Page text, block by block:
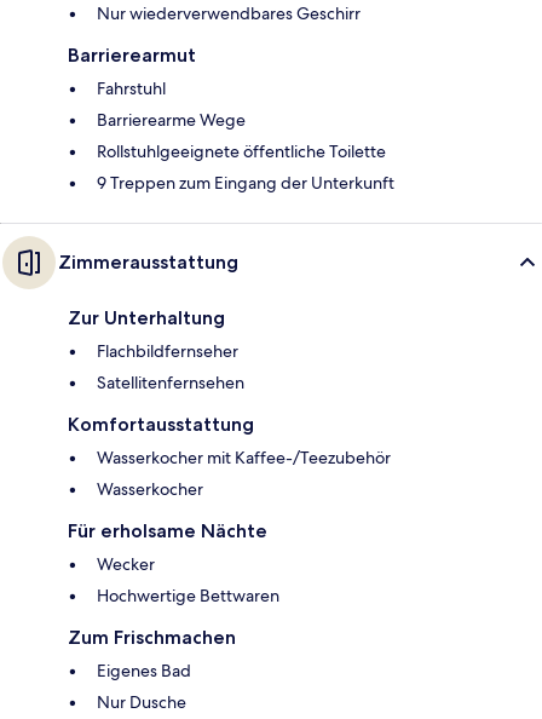
Nur wiederverwendbares Geschirr
Barrierearmut
Fahrstuhl
Barrierearme Wege
Rollstuhlgeeignete öffentliche Toilette
9 Treppen zum Eingang der Unterkunft
Zimmerausstattung
Zur Unterhaltung
Flachbildfernseher
Satellitenfernsehen
Komfortausstattung
Wasserkocher mit Kaffee-/Teezubehör
Wasserkocher
Für erholsame Nächte
Wecker
Hochwertige Bettwaren
Zum Frischmachen
Eigenes Bad
Nur Dusche